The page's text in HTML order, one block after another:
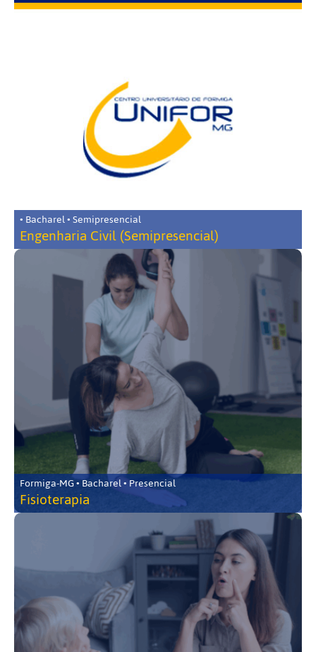
• Bacharel • Semipresencial
Engenharia Civil (Semipresencial)
Formiga-MG • Bacharel • Presencial
Fisioterapia